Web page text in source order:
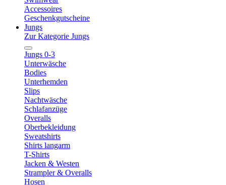
Accessoires
Geschenkgutscheine
Jungs
Zur Kategorie Jungs
Jungs 0-3
Unterwäsche
Bodies
Unterhemden
Slips
Nachtwäsche
Schlafanzüge
Overalls
Oberbekleidung
Sweatshirts
Shirts langarm
T-Shirts
Jacken & Westen
Strampler & Overalls
Hosen